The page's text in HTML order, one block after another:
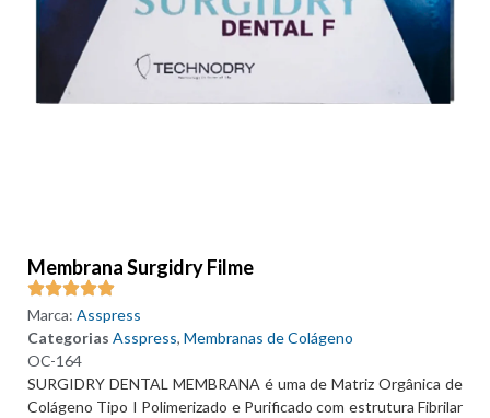
Membrana Surgidry Filme
OC-164
Categorias Asspress, Membranas de Colágeno
Marca: Asspress
SURGIDRY DENTAL MEMBRANA é uma de Matriz Orgânica de
Colágeno Tipo I Polimerizado e Purificado com estrutura Fibrilar